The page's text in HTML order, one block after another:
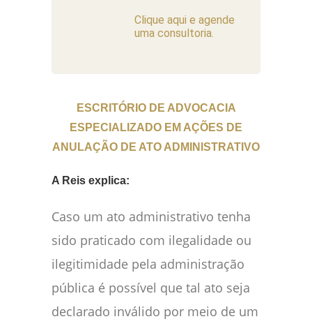
Clique aqui e agende
uma consultoria.
ESCRITÓRIO DE ADVOCACIA
ESPECIALIZADO EM AÇÕES DE
ANULAÇÃO DE ATO ADMINISTRATIVO
A Reis explica:
Caso um ato administrativo tenha
sido praticado com ilegalidade ou
ilegitimidade pela administração
pública é possível que tal ato seja
declarado inválido por meio de um